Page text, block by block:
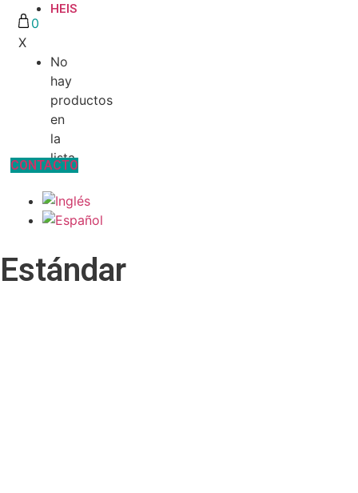
HEIS
0
X
No
hay
productos
en
la
lista
CONTACTO
Estándar